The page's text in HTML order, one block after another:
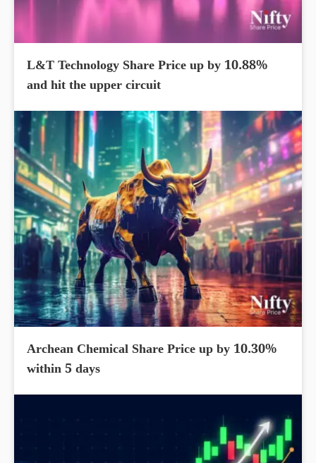
L&T Technology Share Price up by 10.88%
and hit the upper circuit
Archean Chemical Share Price up by 10.30%
within 5 days